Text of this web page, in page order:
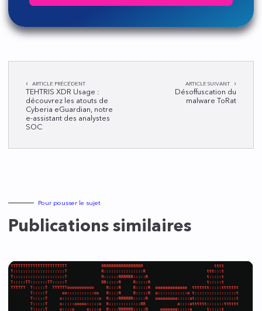
de
l’article
ARTICLE PRÉCÉDENT
TEHTRIS XDR Usage :
découvrez les atouts de
Cyberia eGuardian, notre
e-assistant des analystes
SOC
ARTICLE SUIVANT
Désoffuscation du
malware ToRat
Pour pousser le sujet
Publications similaires